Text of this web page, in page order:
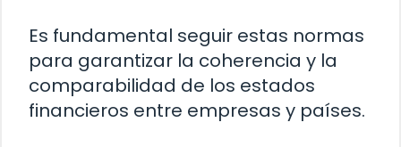
Es fundamental seguir estas normas
para garantizar la coherencia y la
comparabilidad de los estados
financieros entre empresas y países.